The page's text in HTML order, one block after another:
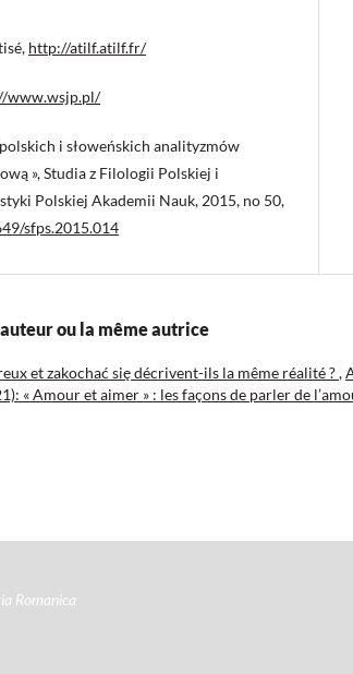
http://atilf.atilf.fr/
www.wsjp.pl/
i słoweńskich analityzmów
», Studia z Filologii Polskiej i
Polskiej Akademii Nauk, 2015, no 50,
sfps.2015.014
ou la même autrice
et zakochać się décrivent-ils la même réalité ?,
« Amour et aimer » : les façons de parler de
Romanica